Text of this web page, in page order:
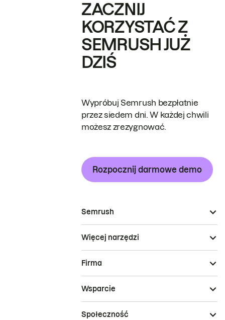
ZACZNIJ
KORZYSTAĆ Z
SEMRUSH JUŻ
DZIŚ
Wypróbuj Semrush bezpłatnie
przez siedem dni. W każdej chwili
możesz zrezygnować.
Rozpocznij darmowe demo
Semrush
Więcej narzędzi
Firma
Wsparcie
Społeczność